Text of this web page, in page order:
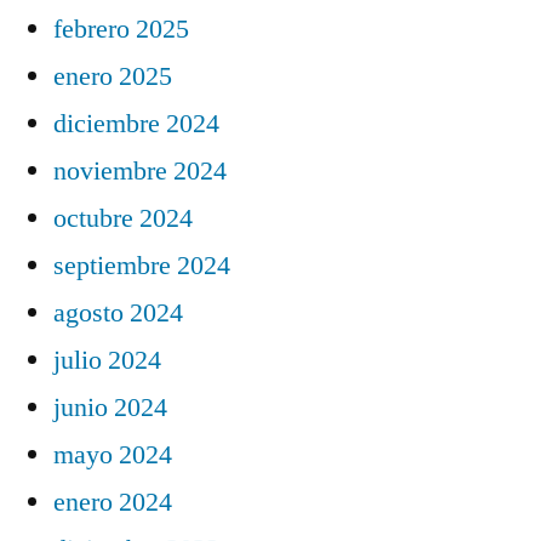
febrero 2025
enero 2025
diciembre 2024
noviembre 2024
octubre 2024
septiembre 2024
agosto 2024
julio 2024
junio 2024
mayo 2024
enero 2024